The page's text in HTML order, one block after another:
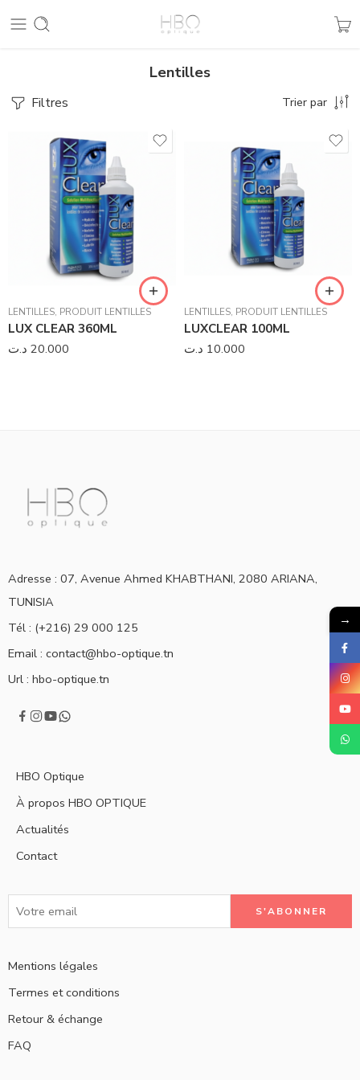
Lentilles
Filtres Trier par
LENTILLES, PRODUIT LENTILLES
LUX CLEAR 360ML
20.000 د.ت
LENTILLES, PRODUIT LENTILLES
LUXCLEAR 100ML
10.000 د.ت
Adresse : 07, Avenue Ahmed KHABTHANI, 2080 ARIANA,
TUNISIA
Tél : (+216) 29 000 125
Email : contact@hbo-optique.tn
Url : hbo-optique.tn
HBO Optique
À propos HBO OPTIQUE
Actualités
Contact
Mentions légales
Termes et conditions
Retour & échange
FAQ
→